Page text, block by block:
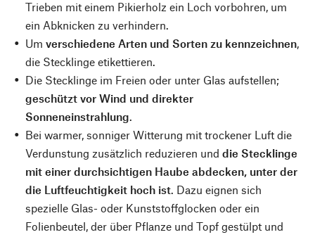
Trieben mit einem Pikierholz ein Loch vorbohren, um
ein Abknicken zu verhindern.
Um verschiedene Arten und Sorten zu kennzeichnen,
die Stecklinge etikettieren.
Die Stecklinge im Freien oder unter Glas aufstellen;
geschützt vor Wind und direkter
Sonneneinstrahlung.
Bei warmer, sonniger Witterung mit trockener Luft die
Verdunstung zusätzlich reduzieren und die Stecklinge
mit einer durchsichtigen Haube abdecken, unter der
die Luftfeuchtigkeit hoch ist. Dazu eignen sich
spezielle Glas- oder Kunststoffglocken oder ein
Folienbeutel, der über Pflanze und Topf gestülpt und